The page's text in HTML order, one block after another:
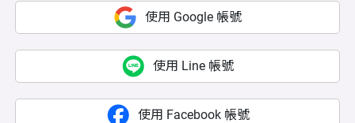
使用 Google 帳號
使用 Line 帳號
使用 Facebook 帳號